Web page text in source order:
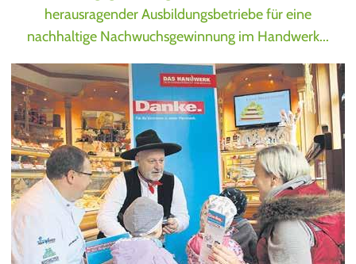
herausragender Ausbildungsbetriebe für eine
nachhaltige Nachwuchsgewinnung im Handwerk...